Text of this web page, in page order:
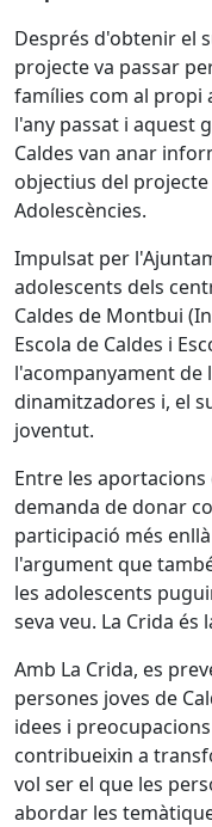
Després d'obtenir el
projecte va passar
famílies com al propi
l'any passat i aquest
Caldes van anar
objectius del projecte
Adolescències.
Impulsat per
adolescents dels
Caldes de Montbui
Escola de Caldes i
l'acompanyament de
dinamitzadores i, el
joventut.
Entre les
demanda de donar
participació més
l'argument que
les adolescents
seva veu. La Crida
Amb La Crida, es
persones joves de
idees i
contribueixin a
vol ser el que les
abordar les